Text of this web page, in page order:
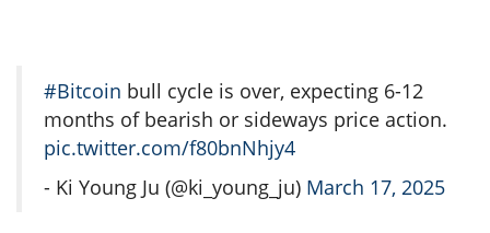
#Bitcoin bull cycle is over, expecting 6-12
months of bearish or sideways price action.
pic.twitter.com/f80bnNhjy4
- Ki Young Ju (@ki_young_ju) March 17, 2025